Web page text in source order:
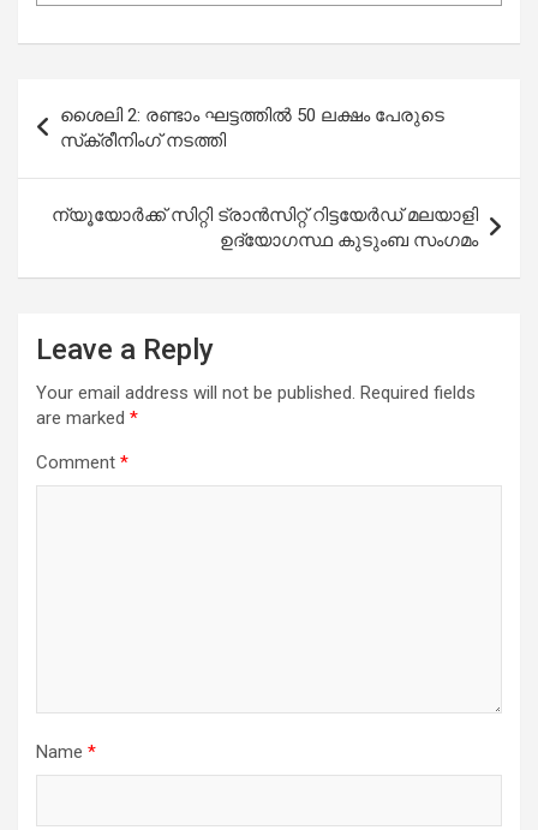
navigation
ശൈലി 2: രണ്ടാം ഘട്ടത്തില്‍ 50 ലക്ഷം പേരുടെ
സ്‌ക്രീനിംഗ് നടത്തി
ന്യൂയോർക്ക് സിറ്റി ട്രാൻസിറ്റ് റിട്ടയേർഡ് മലയാളി
ഉദ്യോഗസ്ഥ കുടുംബ സംഗമം
Leave a Reply
Your email address will not be published. Required fields
are marked *
Comment *
Name *